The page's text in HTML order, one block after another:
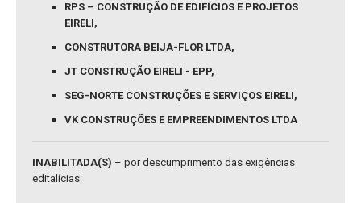
RPS – CONSTRUÇÃO DE EDIFÍCIOS E PROJETOS
EIRELI,
CONSTRUTORA BEIJA-FLOR LTDA,
JT CONSTRUÇÃO EIRELI - EPP,
SEG-NORTE CONSTRUÇÕES E SERVIÇOS EIRELI,
VK CONSTRUÇÕES E EMPREENDIMENTOS LTDA
INABILITADA(S) – por descumprimento das exigências
editalícias: